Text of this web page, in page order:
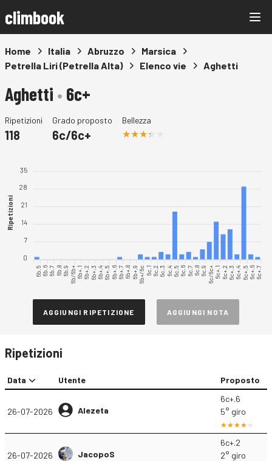
climbook
Home Italia Abruzzo
Marsica
Petrella Liri (Petrella Alta)
Elenco vie Aghetti
Aghetti • 6c+
Ripetizioni
118
Grado proposto
6c/6c+
Bellezza
35
28
21
14
7
0
Ripetizioni
6b.5 6b.6 6b.7 6b.8 6b.9 6b/6b+6b+.16b+.2 6b+.36b+.46b+.5 6b+.66b+.76b+.8 6b+.96b+/6c 6c.1 6c.2 6c.3 6c.4 6c.5 6c.6 6c.7 6c.8 6c.9 6c/6c+6c+.1 6c+.26c+.36c+.4 6c+.56c+.66c+.7
AGGIUNGI RIPETIZIONE AGGIUNGI NOTA
Ripetizioni
Data Utente Proposto
26-07-2026 Alezeta
6c+.6
5° giro
26-07-2026 JacopoS
6c+.2
2° giro